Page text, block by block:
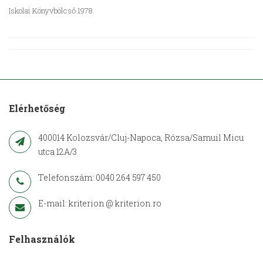
Iskolai Könyvbölcső 1978.
Elérhetőség
400014 Kolozsvár/Cluj-Napoca, Rózsa/Samuil Micu
utca 12A/3
Telefonszám: 0040 264 597 450
E-mail: kriterion @ kriterion.ro
Felhasználók